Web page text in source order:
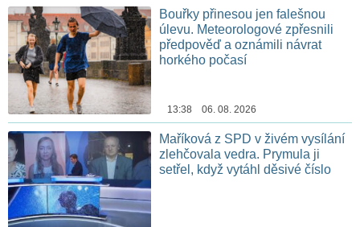
Bouřky přinesou jen falešnou
úlevu. Meteorologové zpřesnili
předpověď a oznámili návrat
horkého počasí
13:38 06. 08. 2026
Maříková z SPD v živém vysílání
zlehčovala vedra. Prymula ji
setřel, když vytáhl děsivé číslo